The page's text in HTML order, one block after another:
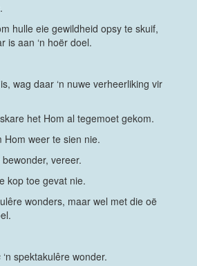
hulle eie gewildheid opsy te skuif,
is aan ‘n hoër doel.
wag daar ‘n nuwe verheerliking vir
het Hom al tegemoet gekom.
Hom weer te sien nie.
vereer.
kop toe gevat nie.
wonders, maar wel met die oë
‘n spektakulêre wonder.